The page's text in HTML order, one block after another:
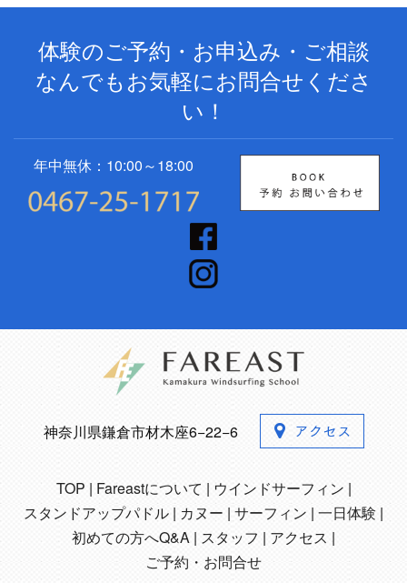
体験のご予約・お申込み・ご相談
なんでもお気軽にお問合せくださ
い！
年中無休：10:00～18:00
神奈川県鎌倉市材木座6−22−6
TOP Fareastについて
ウインドサーフィン
スタンドアップパドル
カヌー サーフィン 一日体験
初めての方へQ&A スタッフ
アクセス
ご予約・お問合せ